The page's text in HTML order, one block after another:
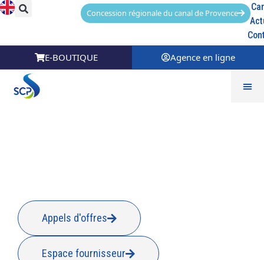
Concession régionale du canal de Provence
E-BOUTIQUE Agence en ligne
Appels d'offres
Espace fournisseur